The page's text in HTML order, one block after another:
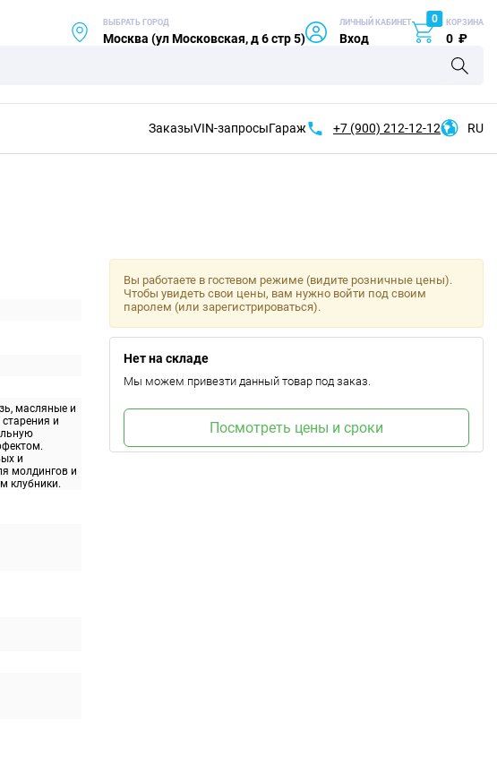
ВЫБРАТЬ ГОРОД
Москва (ул Московская, д 6 стр 5)
ЛИЧНЫЙ КАБИНЕТ
Вход
0 КОРЗИНА
0 ₽
ЗаказыVIN-запросыГараж +7 (900) 212-12-12 RU
масляные и
и
и
молдингов и
клубники.
Вы работаете в гостевом режиме (видите розничные цены).
Чтобы увидеть свои цены, вам нужно войти под своим
паролем (или зарегистрироваться).
Нет на складе
Мы можем привезти данный товар под заказ.
Посмотреть цены и сроки